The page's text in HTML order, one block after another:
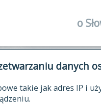
danych
takie jak adres IP i
o